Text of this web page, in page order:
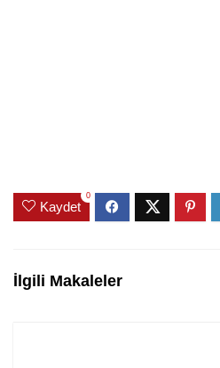
Kaydet
0
İlgili Makaleler